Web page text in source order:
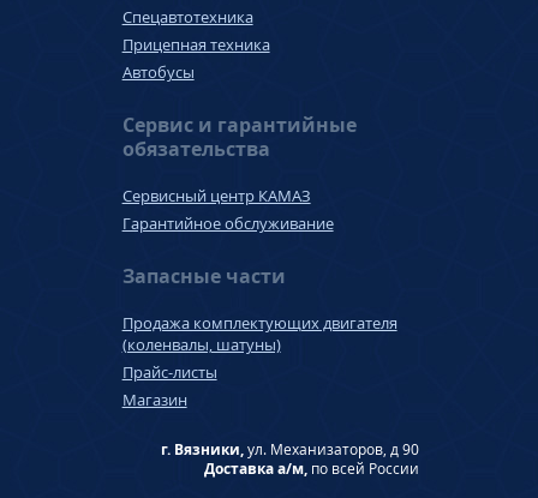
Спецавтотехника
Прицепная техника
Автобусы
Сервис и гарантийные
обязательства
Сервисный центр КАМАЗ
Гарантийное обслуживание
Запасные части
Продажа комплектующих двигателя
(коленвалы, шатуны)
Прайс-листы
Магазин
г. Вязники,ул. Механизаторов, д 90
Доставка а/м, по всей России